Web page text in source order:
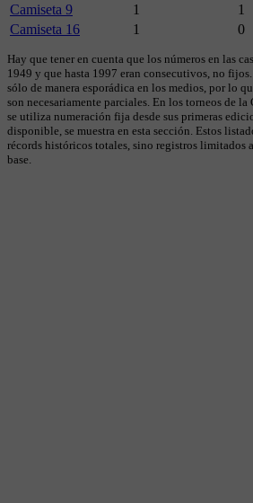
Camiseta 9 1
1
Camiseta 16
1 0
Hay que tener en cuenta que los números en las
1949 y que hasta 1997 eran consecutivos, no
sólo de manera esporádica en los medios, por lo
son necesariamente parciales. En los torneos de
se utiliza numeración fija desde sus primeras
disponible, se muestra en esta sección. Estos
récords históricos totales, sino registros limitados
base.